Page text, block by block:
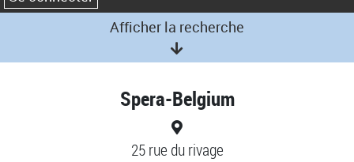
Afficher la recherche
Spera-Belgium
25 rue du rivage